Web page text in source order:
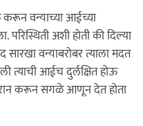
वन्याच्या आईच्या
अशी होती की दिल्या
वन्याबरोबर त्याला मदत
त्याची आईच दुर्लक्षित होऊ
करून सगळे आणून देत होता